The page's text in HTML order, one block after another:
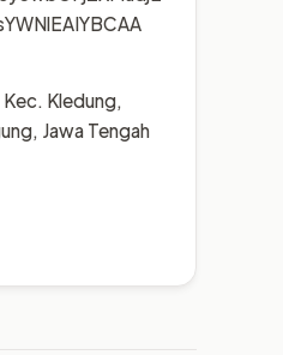
Kec. Kledung,
Jawa Tengah